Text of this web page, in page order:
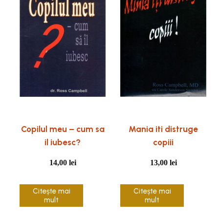
Copilul meu – cum sa
il iubesc?
14,00 lei
Citește mai
mult
Mania iti distruge
copiii
13,00 lei
Citește mai
mult